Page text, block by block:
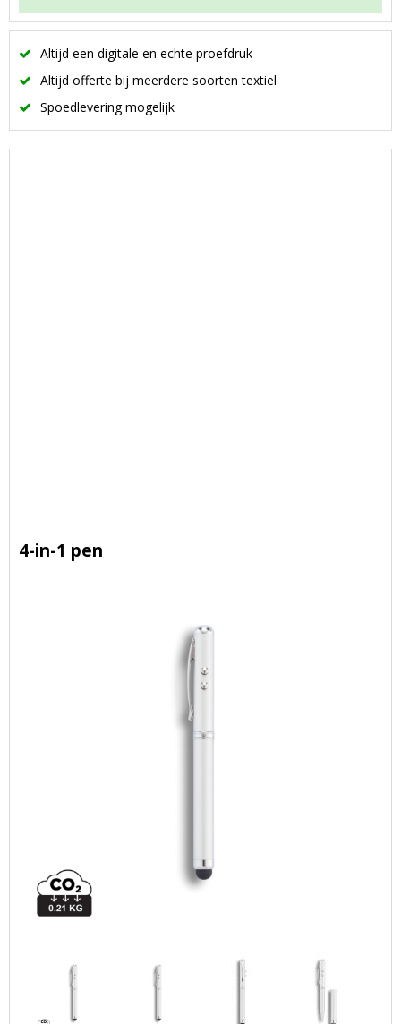
Altijd een digitale en echte proefdruk
Altijd offerte bij meerdere soorten textiel
Spoedlevering mogelijk
4-in-1 pen